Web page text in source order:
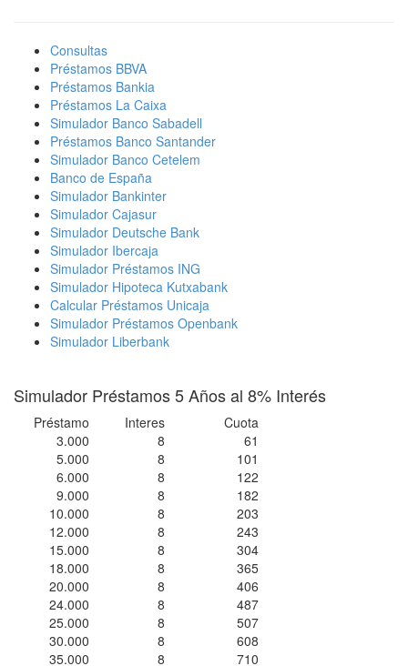
Consultas
Préstamos BBVA
Préstamos Bankia
Préstamos La Caixa
Simulador Banco Sabadell
Préstamos Banco Santander
Simulador Banco Cetelem
Banco de España
Simulador Bankinter
Simulador Cajasur
Simulador Deutsche Bank
Simulador Ibercaja
Simulador Préstamos ING
Simulador Hipoteca Kutxabank
Calcular Préstamos Unicaja
Simulador Préstamos Openbank
Simulador Liberbank
Simulador Préstamos 5 Años al 8% Interés
Préstamo Interes
Cuota
3.000
8
61
5.000
8
101
6.000
8
122
9.000
8
182
10.000
8
203
12.000
8
243
15.000
8
304
18.000
8
365
20.000
8
406
24.000
8
487
25.000
8
507
30.000
8
608
35.000
8 710